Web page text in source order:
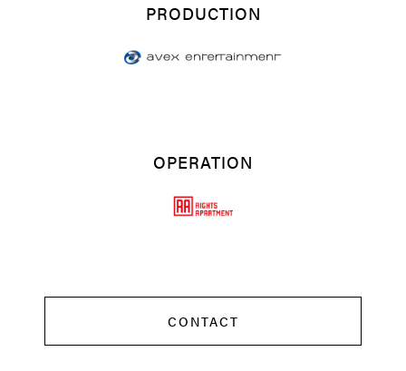
PRODUCTION
OPERATION
CONTACT